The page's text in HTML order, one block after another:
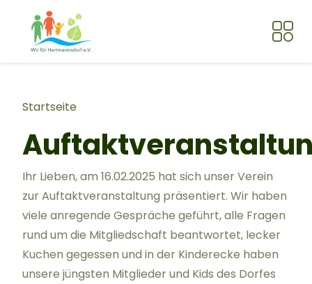
Direkt zum Inhalt
Pfadnavigation
Startseite
Ihr Lieben, am 16.02.2025 hat sich unser Verein
zur Auftaktveranstaltung präsentiert. Wir haben
viele anregende Gespräche geführt, alle Fragen
rund um die Mitgliedschaft beantwortet, lecker
Kuchen gegessen und in der Kinderecke haben
unsere jüngsten Mitglieder und Kids des Dorfes